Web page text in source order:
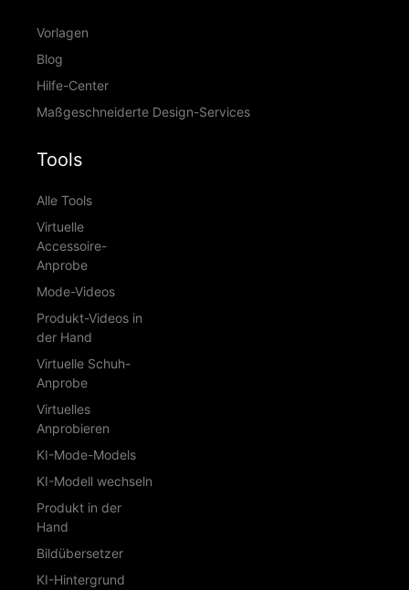
Vorlagen
Blog
Hilfe-Center
Maßgeschneiderte Design-Services
Tools
Alle Tools
Virtuelle
Accessoire-
Anprobe
Mode-Videos
Produkt-Videos in
der Hand
Virtuelle Schuh-
Anprobe
Virtuelles
Anprobieren
KI-Mode-Models
KI-Modell wechseln
Produkt in der
Hand
Bildübersetzer
KI-Hintergrund